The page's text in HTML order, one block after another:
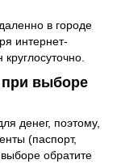
в городе
интернет-
при выборе
денег, поэтому,
(паспорт,
обратите